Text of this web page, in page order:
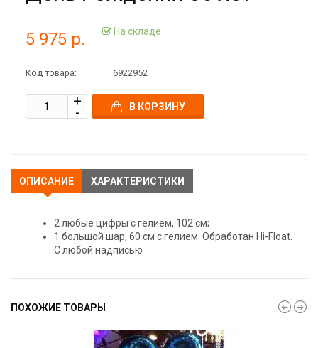
5 975 р. На складе
Код товара: 6922952
В КОРЗИНУ
ОПИСАНИЕ ХАРАКТЕРИСТИКИ
2 любые цифры с гелием, 102 см;
1 большой шар, 60 см с гелием. Обработан Hi-Float.
С любой надписью
ПОХОЖИЕ ТОВАРЫ